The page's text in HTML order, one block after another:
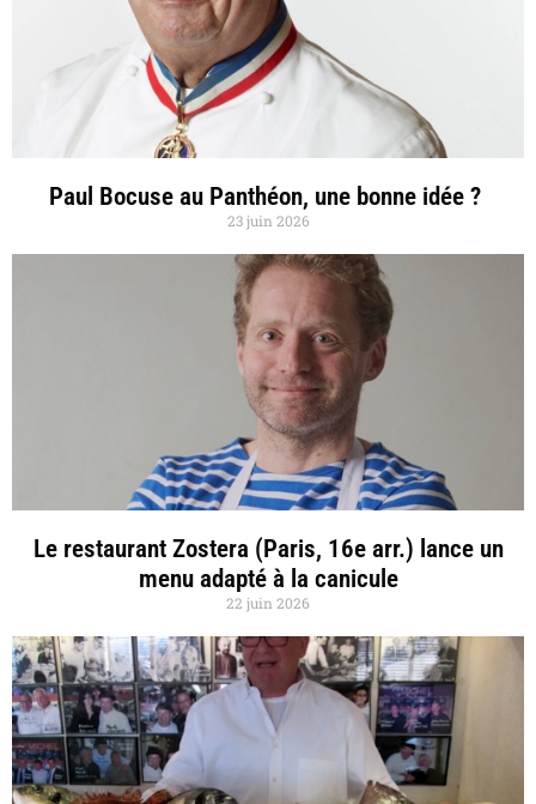
Paul Bocuse au Panthéon, une bonne idée ?
23 juin 2026
Le restaurant Zostera (Paris, 16e arr.) lance un
menu adapté à la canicule
22 juin 2026